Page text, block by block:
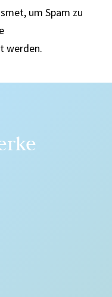
um Spam zu
werden.